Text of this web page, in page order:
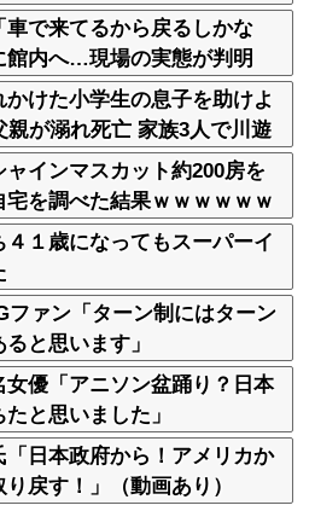
車で来てるから戻るしかな
館内へ…現場の実態が判明
かけた小学生の息子を助けよ
が溺れ死亡 家族3人で川遊
に助けられる
ャインマスカット約200房を
宅を調べた結果ｗｗｗｗｗｗ
４１歳になってもスーパーイ
ファン「ターン制にはターン
と思います」
女優「アニソン盆踊り？日本
と思いました」
「日本政府から！アメリカか
戻す！」（動画あり）